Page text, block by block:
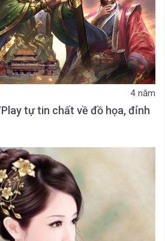
4 năm
tự tin chất về đồ họa, đỉnh